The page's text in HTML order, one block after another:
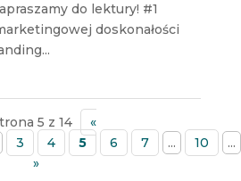
do lektury! #1
doskonałości
5 z 14
«
3 4 5 6 7 ... 10
...
»